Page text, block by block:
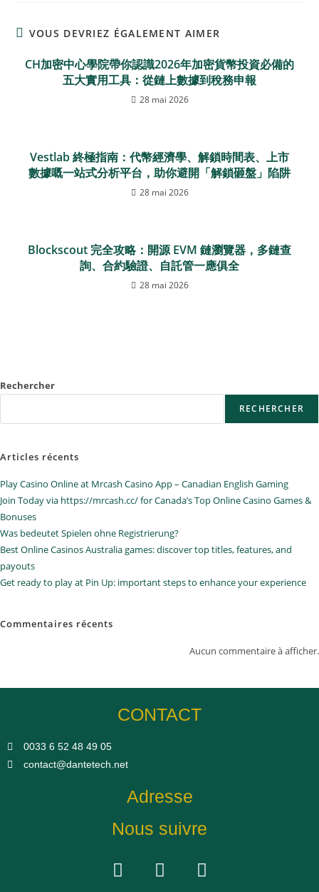
VOUS DEVRIEZ ÉGALEMENT AIMER
CH加密中心學院帶你認識2026年加密貨幣投資必備的
五大實用工具：從鏈上數據到稅務申報
28 mai 2026
Vestlab 終極指南：代幣經濟學、解鎖時間表、上市
數據嘅一站式分析平台，助你避開「解鎖砸盤」陷阱
28 mai 2026
Blockscout 完全攻略：開源 EVM 鏈瀏覽器，多鏈查
詢、合約驗證、自託管一應俱全
28 mai 2026
Rechercher
RECHERCHER
Articles récents
Play Casino Online at Mrcash Casino App – Canadian English Gaming
Join Today via https://mrcash.cc/ for Canada’s Top Online Casino Games &
Bonuses
Was bedeutet Spielen ohne Registrierung?
Best Online Casinos Australia games: discover top titles, features, and
payouts
Get ready to play at Pin Up: important steps to enhance your experience
Commentaires récents
Aucun commentaire à afficher.
CONTACT
0033 6 52 48 49 05​
contact@dantetech.net
Adresse
Nous suivre